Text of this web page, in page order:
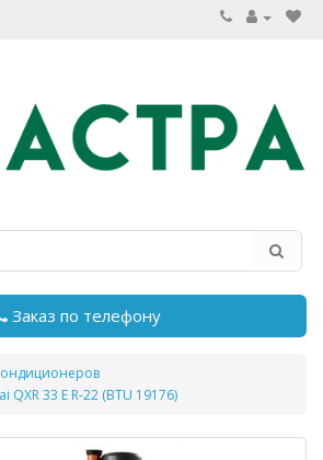
Заказ по телефону
QXR 33 E R-22 (BTU 19176)